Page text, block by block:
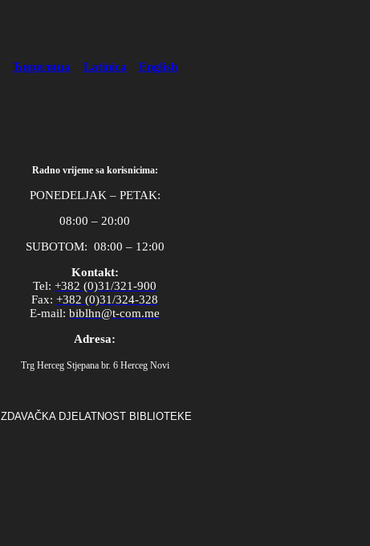
Ћирилица Latinica English
Radno vrijeme sa korisnicima:
PONEDELJAK – PETAK:
08:00 – 20:00
SUBOTOM: 08:00 – 12:00
Kontakt:
Tel: +382 (0)31/321-900
Fax: +382 (0)31/324-328
E-mail: biblhn@t-com.me
Adresa:
Trg Herceg Stjepana br. 6 Herceg Novi
IZDAVAČKA DJELATNOST BIBLIOTEKE